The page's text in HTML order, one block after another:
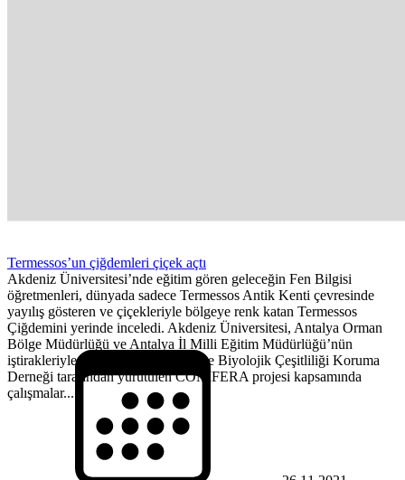
Termessos’un çiğdemleri çiçek açtı
Akdeniz Üniversitesi’nde eğitim gören geleceğin Fen Bilgisi
öğretmenleri, dünyada sadece Termessos Antik Kenti çevresinde
yayılış gösteren ve çiçekleriyle bölgeye renk katan Termessos
Çiğdemini yerinde inceledi. Akdeniz Üniversitesi, Antalya Orman
Bölge Müdürlüğü ve Antalya İl Milli Eğitim Müdürlüğü’nün
iştirakleriyle Antalya Orkidelerini ve Biyolojik Çeşitliliği Koruma
Derneği tarafından yürütülen CONIFERA projesi kapsamında
çalışmalar...